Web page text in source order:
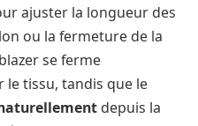
ajuster la longueur des
ou la fermeture de la
se ferme
tissu, tandis que le
depuis la